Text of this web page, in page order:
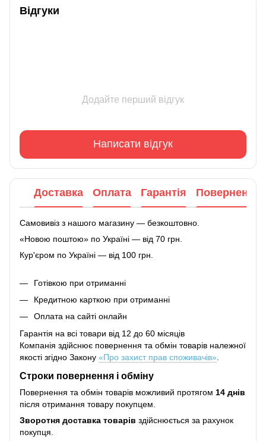
Відгуки
Додайте перший відгук
Написати відгук
Доставка Оплата Гарантія Повернення
Самовивіз з нашого магазину — безкоштовно.
«Новою поштою» по Україні — від 70 грн.
Кур'єром по Україні — від 100 грн.
Готівкою при отриманні
Кредитною карткою при отриманні
Оплата на сайті онлайн
Гарантія на всі товари від 12 до 60 місяців
Компанія здійснює повернення та обмін товарів належної
якості згідно Закону «Про захист прав споживачів»
Строки повернення і обміну
Повернення та обмін товарів можливий протягом 14 днів
після отримання товару покупцем.
Зворотня доставка товарів здійснюється за рахунок
покупця.